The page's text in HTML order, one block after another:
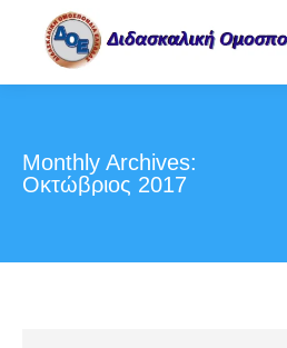
Monthly Archives:
Οκτώβριος 2017